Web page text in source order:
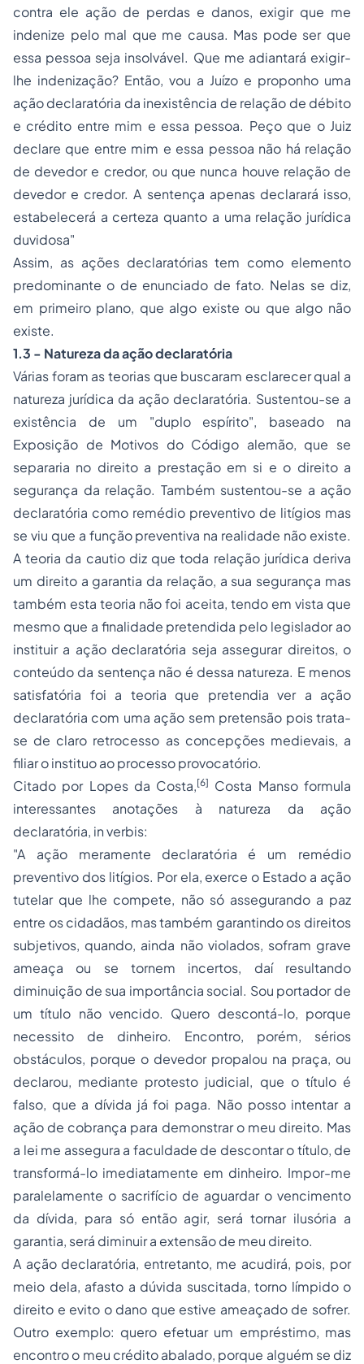
contra ele ação de perdas e danos, exigir que me
indenize pelo mal que me causa. Mas pode ser que
essa pessoa seja insolvável. Que me adiantará exigir-
lhe indenização? Então, vou a Juízo e proponho uma
ação declaratória da inexistência de relação de débito
e crédito entre mim e essa pessoa. Peço que o Juiz
declare que entre mim e essa pessoa não há relação
de devedor e credor, ou que nunca houve relação de
devedor e credor. A sentença apenas declarará isso,
estabelecerá a certeza quanto a uma relação jurídica
duvidosa"
Assim, as ações declaratórias tem como elemento
predominante o de enunciado de fato. Nelas se diz,
em primeiro plano, que algo existe ou que algo não
existe.
1.3 - Natureza da ação declaratória
Várias foram as teorias que buscaram esclarecer qual a
natureza jurídica da ação declaratória. Sustentou-se a
existência de um "duplo espírito", baseado na
Exposição de Motivos do Código alemão, que se
separaria no direito a prestação em si e o direito a
segurança da relação. Também sustentou-se a ação
declaratória como remédio preventivo de litígios mas
se viu que a função preventiva na realidade não existe.
A teoria da cautiodiz que toda relação jurídica deriva
um direito a garantia da relação, a sua segurança mas
também esta teoria não foi aceita, tendo em vista que
mesmo que a finalidade pretendida pelo legislador ao
instituir a ação declaratória seja assegurar direitos, o
conteúdo da sentença não é dessa natureza. E menos
satisfatória foi a teoria que pretendia ver a ação
declaratória com uma ação sem pretensão pois trata-
se de claro retrocesso as concepções medievais, a
filiar o instituo ao processo provocatório.
Citado por Lopes da Costa,[6] Costa Manso formula
interessantes anotações à natureza da ação
declaratória, in verbis:
"A ação meramente declaratória é um remédio
preventivo dos litígios. Por ela, exerce o Estado a ação
tutelar que lhe compete, não só assegurando a paz
entre os cidadãos, mas também garantindo os direitos
subjetivos, quando, ainda não violados, sofram grave
ameaça ou se tornem incertos, daí resultando
diminuição de sua importância social. Sou portador de
um título não vencido. Quero descontá-lo, porque
necessito de dinheiro. Encontro, porém, sérios
obstáculos, porque o devedor propalou na praça, ou
declarou, mediante protesto judicial, que o título é
falso, que a dívida já foi paga. Não posso intentar a
ação de cobrança para demonstrar o meu direito. Mas
a lei me assegura a faculdade de descontar o título, de
transformá-lo imediatamente em dinheiro. Impor-me
paralelamente o sacrifício de aguardar o vencimento
da dívida, para só então agir, será tornar ilusória a
garantia, será diminuir a extensão de meu direito.
A ação declaratória, entretanto, me acudirá, pois, por
meio dela, afasto a dúvida suscitada, torno límpido o
direito e evito o dano que estive ameaçado de sofrer.
Outro exemplo: quero efetuar um empréstimo, mas
encontro o meu crédito abalado, porque alguém se diz